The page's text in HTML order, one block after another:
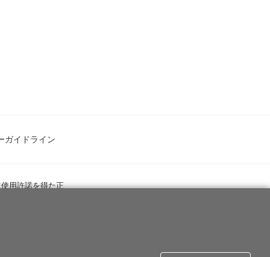
ガイドライン
用許諾を得た正